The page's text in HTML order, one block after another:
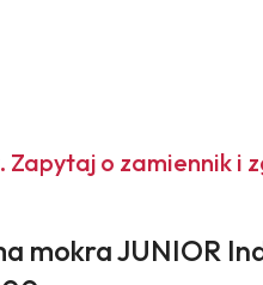
Zapytaj o zamiennik i
mokra JUNIOR